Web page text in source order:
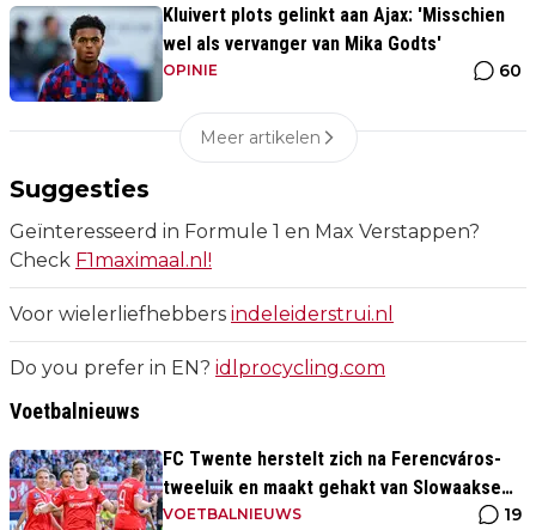
Kluivert plots gelinkt aan Ajax: 'Misschien
wel als vervanger van Mika Godts'
OPINIE 60
Meer artikelen
Suggesties
Geïnteresseerd in Formule 1 en Max Verstappen?
Check F1maximaal.nl!
Voor wielerliefhebbers indeleiderstrui.nl
Do you prefer in EN? idlprocycling.com
Voetbalnieuws
FC Twente herstelt zich na Ferencváros-
tweeluik en maakt gehakt van Slowaakse
opponent
VOETBALNIEUWS 19